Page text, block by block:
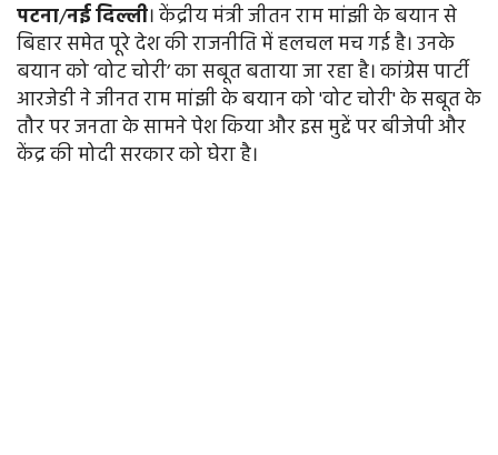
पटना/नईदिल्ली। केंद्रीय मंत्री जीतन राम मांझी के बयान से
बिहार समेत पूरे देश की राजनीति में हलचल मच गई है। उनके
बयान को ‘वोट चोरी’ का सबूत बताया जा रहा है। कांग्रेस पार्टी
आरजेडी ने जीनत राम मांझी के बयान को 'वोट चोरी' के सबूत के
तौर पर जनता के सामने पेश किया और इस मुद्दें पर बीजेपी और
केंद्र की मोदी सरकार को घेरा है।